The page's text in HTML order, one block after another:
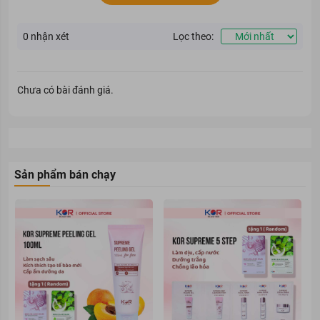
phù hợp cho bạn.
Lăn Khử Mùi Perspirex giảm tiết mồ hôi và khử mùi hiệu qủa
Loại da phù hợp
Lăn Khử Mùi Perspirex phù hợp cho mọi loại da của cả nam giới
và nữ giới.
Giải pháp cho tình trạng da
0 nhận xét Lọc theo:
Chưa có bài đánh giá.
Sản phẩm bán chạy